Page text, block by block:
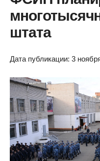
РЕКЛАМОДАТЕЛЯМ
штата
Дата публикации: 3